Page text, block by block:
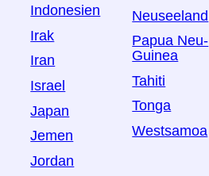
Indonesien
Irak
Iran
Israel
Japan
Jemen
Jordan
Neuseeland
Papua Neu-
Guinea
Tahiti
Tonga
Westsamoa